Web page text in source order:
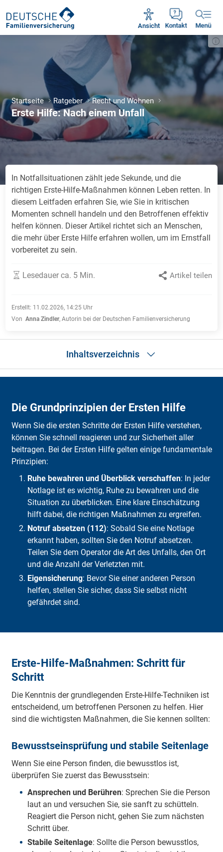
Kontakt
Ansicht Menü
Mo - Fr 09:00 - 18:30 Uhr
Startseite Ratgeber Recht und Wohnen
Erste Hilfe: Nach einem Unfall
In Notfallsituationen zählt jede Sekunde, und die
richtigen Erste-Hilfe-Maßnahmen können Leben retten. In
diesem Leitfaden erfahren Sie, wie Sie in kritischen
Momenten schnell handeln und den Betroffenen effektiv
helfen können. Dieser Artikel richtet sich an Menschen,
die mehr über Erste Hilfe erfahren wollen, um im Ernstfall
vorbereitet zu sein.
Erstellt: 11.02.2026, 14:25Uhr
Von Anna Zindler, Autorin bei der Deutschen Familienversicherung
Lesedauer ca. 5 Min. Artikel teilen
Inhaltsverzeichnis
Notsituationen
Notfallmanagement am Arbeitsplatz
Nach einem Unfall
Unfallversicherung
Fortbildungsmöglichkeiten in Erste Hilfe
Häufige Fragen
Die Grundprinzipien der Ersten Hilfe
Wenn Sie die ersten Schritte der Ersten Hilfe verstehen,
können Sie schnell reagieren und zur Sicherheit aller
beitragen. Bei der Ersten Hilfe gelten einige fundamentale
Prinzipien:
Ruhe bewahren und Überblick verschaffen: In jeder
Notlage ist es wichtig, Ruhe zu bewahren und die
Situation zu überblicken. Eine klare Einschätzung
hilft dabei, die richtigen Maßnahmen zu ergreifen.
Notruf absetzen (112): Sobald Sie eine Notlage
erkannt haben, sollten Sie den Notruf absetzen.
Teilen Sie dem Operator die Art des Unfalls, den Ort
und die Anzahl der Verletzten mit.
Eigensicherung: Bevor Sie einer anderen Person
helfen, stellen Sie sicher, dass Sie selbst nicht
gefährdet sind.
Erste-Hilfe-Maßnahmen: Schritt für
Schritt
Die Kenntnis der grundlegenden Erste-Hilfe-Techniken ist
entscheidend, um betroffenen Personen zu helfen. Hier
sind die wichtigsten Maßnahmen, die Sie kennen sollten:
Bewusstseinsprüfung und stabile Seitenlage
Wenn Sie eine Person finden, die bewusstlos ist,
überprüfen Sie zuerst das Bewusstsein:
Ansprechen und Berühren: Sprechen Sie die Person
laut an und versuchen Sie, sie sanft zu schütteln.
Reagiert die Person nicht, gehen Sie zum nächsten
Schritt über.
Stabile Seitenlage: Sollte die Person bewusstlos,